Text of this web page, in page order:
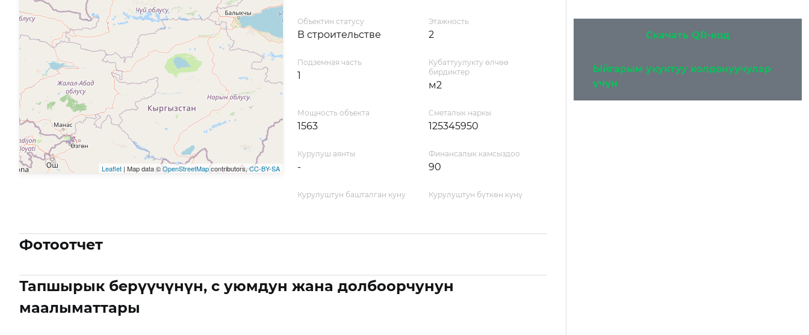
Leaflet| Map data ©OpenStreetMapcontributors, CC-BY-SA
Объектин статусу
В строительстве
Этажность
2
Подземная часть
1
Кубаттуулукту өлчөө
бирдиктер
м2
Мощность объекта
1563
Сметалык наркы
125345950
Курулуш аянты
-
Финансалык камсыздоо
90
Курулуштун башталган куну Курулуштун бүткөн күнү
Фотоотчет
Тапшырык берүүчүнүн, с уюмдун жана долбоорчунун
маалыматтары
Скачать QR-код
Ыйгарым укуктуу колдонуучулар
үчүн